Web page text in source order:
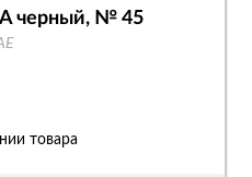
черный, № 45
товара